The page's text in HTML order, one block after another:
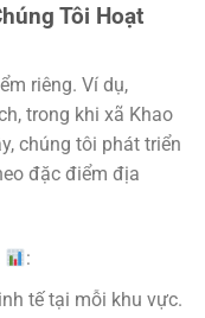
Tôi Hoạt
riêng. Ví dụ,
trong khi xã Khao
chúng tôi phát triển
đặc điểm địa
:
tế tại mỗi khu vực.